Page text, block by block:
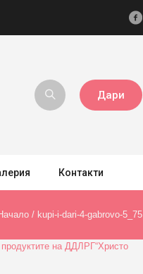
Дари
Контакти
/ kupi-i-dari-4-gabrovo-5_75
на ДДЛРГ“Христо